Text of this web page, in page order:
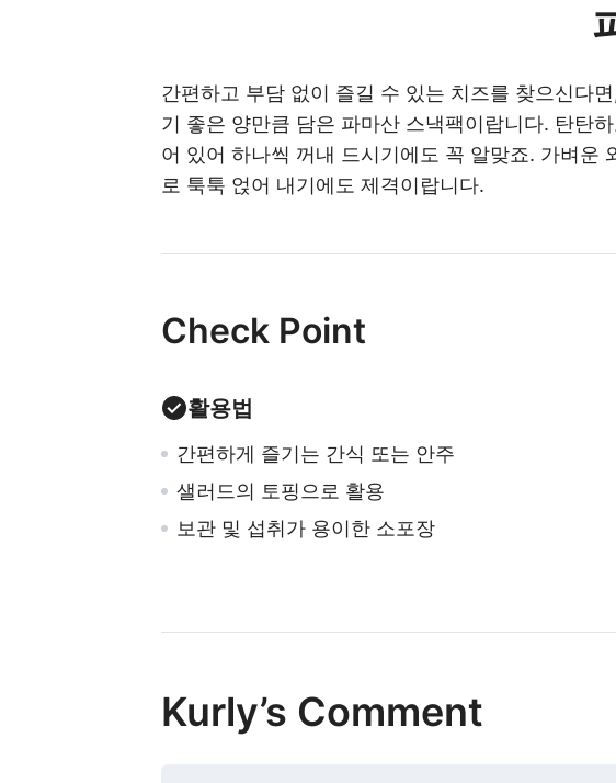
간편하고 부담 없이 즐길 수 있는 치즈를 찾으신다
기 좋은 양만큼 담은 파마산 스낵팩이랍니다. 탄탄
어 있어 하나씩 꺼내 드시기에도 꼭 알맞죠. 가벼운
로 툭툭 얹어 내기에도 제격이랍니다.
Check Point
활용법
간편하게 즐기는 간식 또는 안주
샐러드의 토핑으로 활용
보관 및 섭취가 용이한 소포장
Kurly’s Comment